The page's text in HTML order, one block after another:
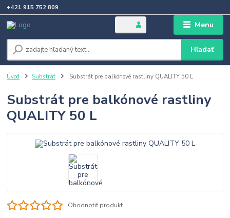
Menu
Hľadať
+421 915 752 809
Úvod Substrát Substrát pre balkónové rastliny QUALITY 50 L
Substrát pre balkónové rastliny
QUALITY 50 L
Ohodnotiť produkt